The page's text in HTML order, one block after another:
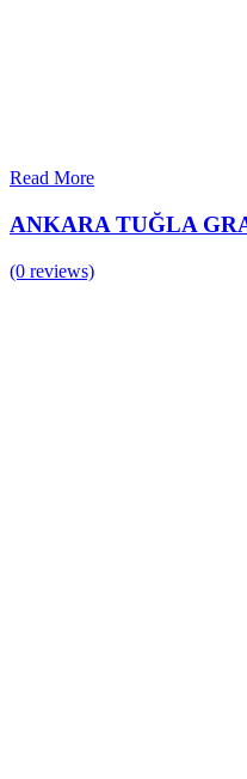
Read More
ANKARA TUĞLA
(0 reviews)